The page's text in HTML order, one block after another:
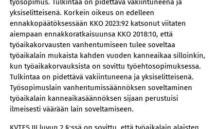
työsopimus. Tulkintaa on pidettävä vakiintuneena ja
yksiselitteisenä. Korkein oikeus on edelleen
ennakkopäätöksessään KKO 2023:92 katsonut viitaten
aiempaan ennakkoratkaisuunsa KKO 2018:10, että
työaikakorvausten vanhentumiseen tulee soveltaa
työaikalain mukaista kahden vuoden kanneaikaa silloinkin,
kun työaikakorvauksista on sovittu työehtosopimuksessa.
Tulkintaa on pidettävä vakiintuneena ja yksiselitteisenä.
Työsopimuslain vanhentumissäännöksen soveltaminen
työaikalain kanneaikasäännöksen sijaan perustuisi
ilmeisesti väärään lain soveltamiseen.